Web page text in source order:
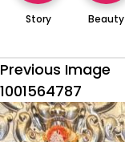
Story Beauty
Previous Image
1001564787